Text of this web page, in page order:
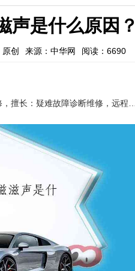
声是什么原因？
原创 来源：中华网 阅读：6690